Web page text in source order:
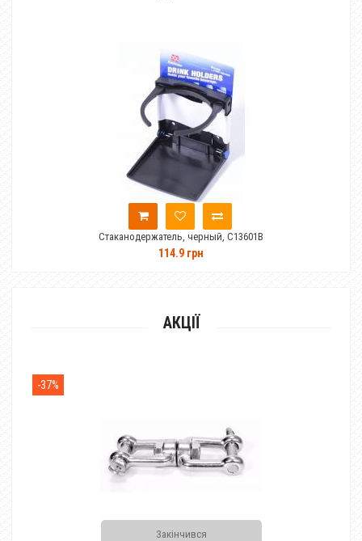
Стаканодержатель, черный, C13601B
АКЦІЇ
Закінчився